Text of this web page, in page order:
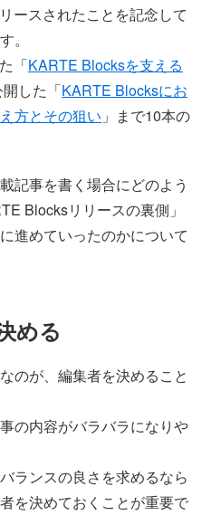
ースされたことを記念して
。
「KARTE Blocksを支える
した「KARTE Blocksにお
方とその狙い 」まで10本の
記事を書く場合にどのよう
Blocksリリースの裏側」
進めていったのかについて
める
のが、編集者を決めること
の内容がバラバラになりや
ランスの良さを求めるなら
を決めておくことが重要で